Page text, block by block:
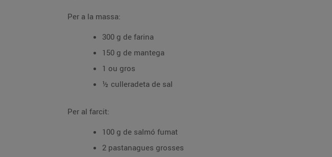
Per a la massa:
300 g de farina
150 g de mantega
1 ou gros
½ culleradeta de sal
Per al farcit:
100 g de salmó fumat
2 pastanagues grosses